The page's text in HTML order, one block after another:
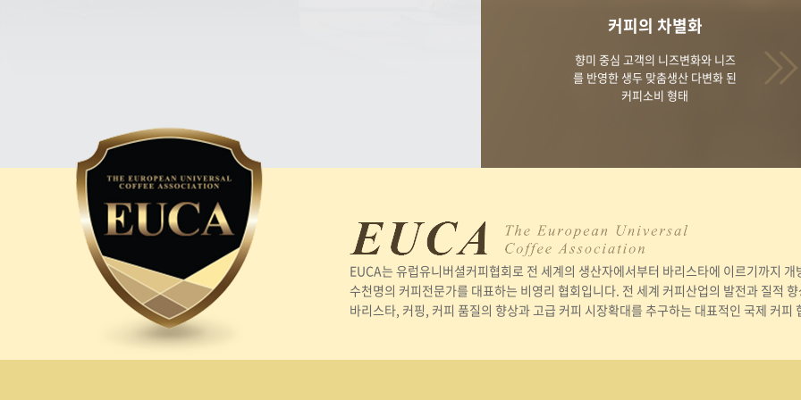
커피의 차별화
향미 중심 고객의 니즈변화와 니즈
를 반영한 생두 맞춤생산 다변화 된
커피소비 형태
EUCA는 유럽유니버셜커피협회로 전 세계의 생산자에서부터 바리스타에 이르기까지
수천명의 커피전문가를 대표하는 비영리 협회입니다. 전 세계 커피산업의 발전과 질적
바리스타, 커핑, 커피 품질의 향상과 고급 커피 시장확대를 추구하는 대표적인 국제 커피